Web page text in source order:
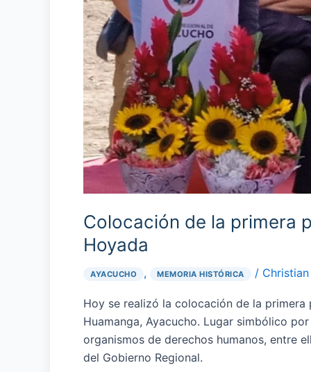
Colocación de la primera
Hoyada
AYACUCHO , MEMORIA HISTÓRICA / Christian
Hoy se realizó la colocación de la primera
Huamanga, Ayacucho. Lugar simbólico
organismos de derechos humanos, entre
del Gobierno Regional.